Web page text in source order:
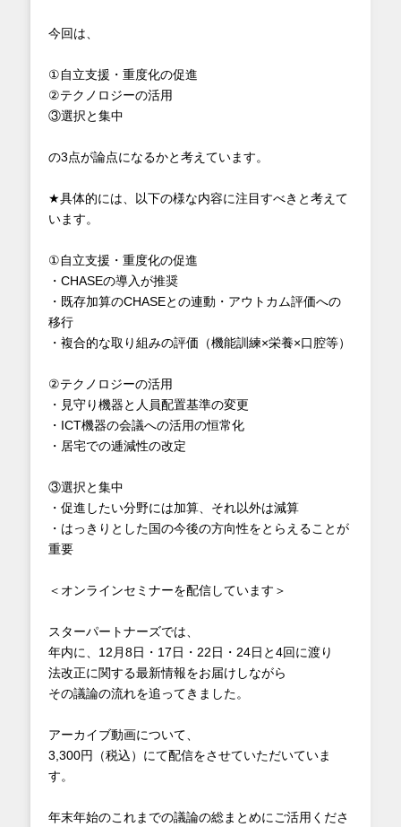
今回は、
①自立支援・重度化の促進
②テクノロジーの活用
③選択と集中
の3点が論点になるかと考えています。
★具体的には、以下の様な内容に注目すべきと考えて
います。
①自立支援・重度化の促進
・CHASEの導入が推奨
・既存加算のCHASEとの連動・アウトカム評価への
移行
・複合的な取り組みの評価（機能訓練×栄養×口腔等）
②テクノロジーの活用
・見守り機器と人員配置基準の変更
・ICT機器の会議への活用の恒常化
・居宅での逓減性の改定
③選択と集中
・促進したい分野には加算、それ以外は減算
・はっきりとした国の今後の方向性をとらえることが
重要
＜オンラインセミナーを配信しています＞
スターパートナーズでは、
年内に、12月8日・17日・22日・24日と4回に渡り
法改正に関する最新情報をお届けしながら
その議論の流れを追ってきました。
アーカイブ動画について、
3,300円（税込）にて配信をさせていただいていま
す。
年末年始のこれまでの議論の総まとめにご活用くださ